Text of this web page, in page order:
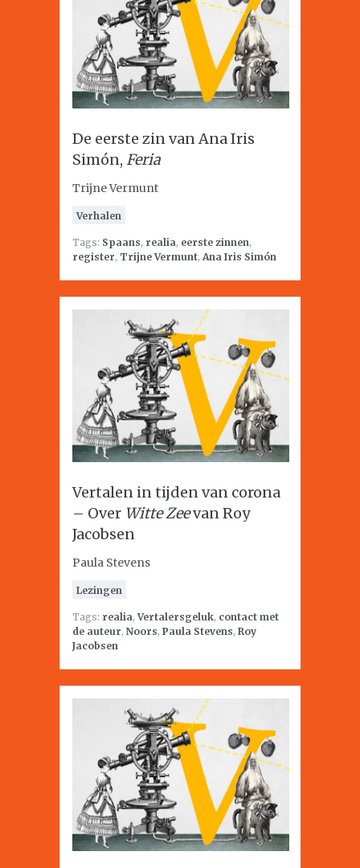
De eerste zin van Ana Iris
Simón, Feria
Trijne Vermunt
Verhalen
Tags: Spaans, realia, eerste zinnen,
register, Trijne Vermunt, Ana Iris Simón
Vertalen in tijden van corona
– Over Witte Zeevan Roy
Jacobsen
Paula Stevens
Lezingen
Tags: realia,Vertalersgeluk, contact met
de auteur, Noors, Paula Stevens, Roy
Jacobsen